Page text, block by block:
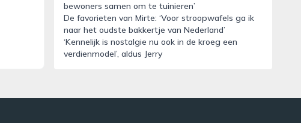
bewoners samen om te tuinieren’
De favorieten van Mirte: ‘Voor stroopwafels ga ik
naar het oudste bakkertje van Nederland’
‘Kennelijk is nostalgie nu ook in de kroeg een
verdienmodel’, aldus Jerry